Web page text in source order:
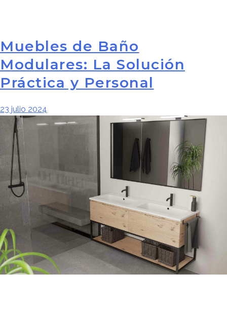
Muebles de Baño
Modulares: La Solución
Práctica y Personal
23 julio 2024